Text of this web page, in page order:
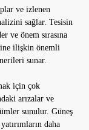
ve izlenen
sağlar. Tesisin
ve önem sırasına
ilişkin önemli
sunar.
için çok
arızalar ve
sunulur. Güneş
daha